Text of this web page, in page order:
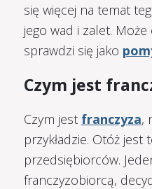
się więcej na temat
jego wad i zalet. Może
sprawdzi się jako
Czym jest
Czym jest franczyza,
przykładzie. Otóż jest
przedsiębiorców.
franczyzobiorcą,